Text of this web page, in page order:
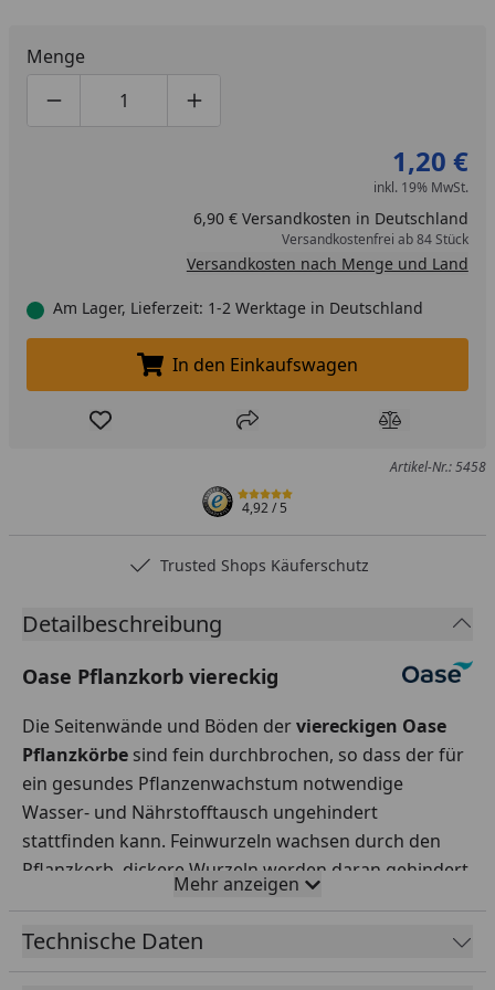
Menge
Produktmenge um eins verringern
Produktmenge manuell eingeben
Produktmenge um eins erhöhen
1,20 €
inkl. 19% MwSt.
6,90 € Versandkosten in Deutschland
Versandkostenfrei ab 84 Stück
Versandkosten nach Menge und Land
Am Lager, Lieferzeit: 1-2 Werktage in Deutschland
In den Einkaufswagen legen
In den Einkaufswagen
Produkt zur Wunschliste hinzufügen
Teilen Produkt
Artikel-Nr.: 5458
4,92/ 5
Trusted Shops Käuferschutz
Detailbeschreibung
Oase Pflanzkorb viereckig
Die Seitenwände und Böden derviereckigen Oase
Pflanzkörbe sind fein durchbrochen, so dass der für
ein gesundes Pflanzenwachstum notwendige
Wasser- und Nährstofftausch ungehindert
stattfinden kann. Feinwurzeln wachsen durch den
Pflanzkorb, dickere Wurzeln werden daran gehindert.
Das schützt die Teichfolie vor aggressivem
Wurzelwachstum und erleichtert das Einwintern
frostgefährdeter Wasserpflanzen. Die Pflanzkörbe
Mehr anzeigen
Technische Daten